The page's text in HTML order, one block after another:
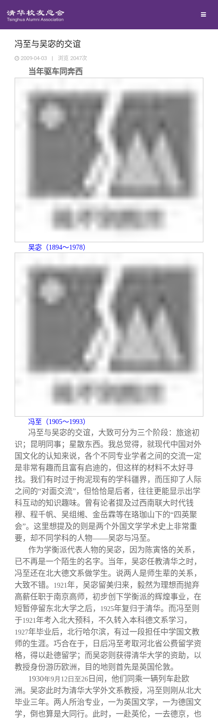
校友文苑
校友服务
终身学习
信息化服务
三创大赛
校友总会
总会简介
会长致辞
理事会名单
制度法规
联系我们
关闭
冯至与吴宓的交谊
2009-04-03 | 浏览 2047次
当年驱车同奔西
吴宓（1894～1978）
冯至（1905～1993）
冯至与吴宓的交谊，大致可分为三个阶段：旅途初
识；昆明同事；星散东西。我总觉得，就现代中国对外
国文化的认知来说，各个不同专业学者之间的交流一定
是非常有趣而且富有启迪的，但这样的材料不太好寻
找。我们有时过于拘泥现有的学科疆界，而压抑了人际
之间的“对面交流”，但恰恰是后者，往往更能显示出学
科互动的知识趣味。曾有论者提及过西南联大时代钱
穆、程千帆、吴组缃、金岳霖等在珞珈山下的“四英聚
会”。这里想提及的则是两个外国文学学术史上非常重
要，却不同学科的人物——吴宓与冯至。
作为学衡派代表人物的吴宓，因为陈寅恪的关系，
已不再是一个陌生的名字。当年，吴宓任教清华之时，
冯至还在北大德文系做学生。说两人是师生辈的关系，
大致不错。
1921年，吴宓留美归来，毅然为理想而抛弃
高薪任职于南京高师，初步创下学衡派的辉煌事业，在
短暂停留东北大学之后，
1925年复归于清华。而冯至则
于1921年考入北大预科，不久转入本科德文系学习，
1927年毕业后，北行哈尔滨，有过一段担任中学国文教
师的生涯。巧合在于，日后冯至考取河北省公费留学资
格，得以赴德留学；而吴宓则获得清华大学的资助，以
教授身份游历欧洲，目的地则首先是英国伦敦。
1930年9月12 日 至26 日间，他们同乘一辆列车赴欧
洲。吴宓此时为清华大学外文系教授，冯至则刚从北大
毕业三年。两人所治专业，一为英国文学，一为德国文
学，倒也算是大同行。此时，一赴英伦，一去德京，也